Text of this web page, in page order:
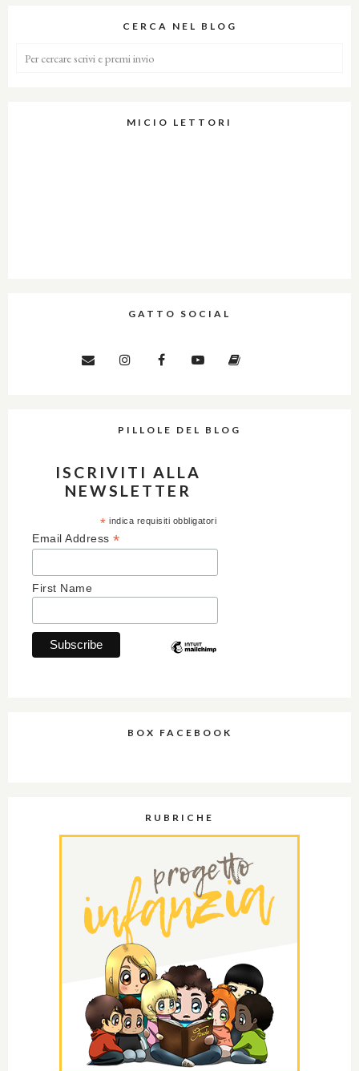
CERCA NEL BLOG
MICIO LETTORI
GATTO SOCIAL
PILLOLE DEL BLOG
ISCRIVITI ALLA
NEWSLETTER
* indica requisiti obbligatori
Email Address *
First Name
BOX FACEBOOK
RUBRICHE